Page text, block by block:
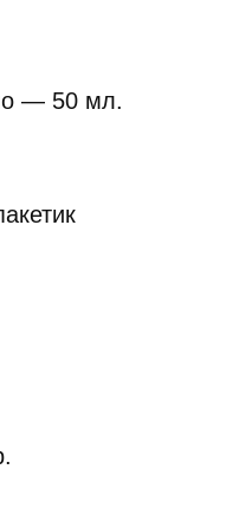
— 50 мл.